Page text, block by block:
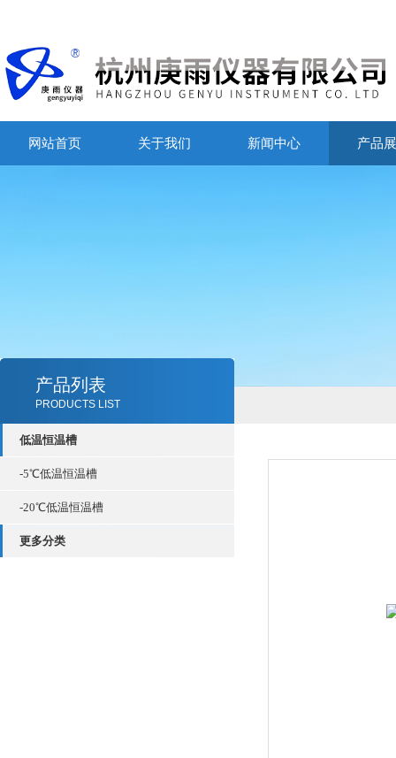
网站首页 关于我们 新闻中心 产品
产品列表
PRODUCTS LIST
低温恒温槽
-5℃低温恒温槽
-20℃低温恒温槽
更多分类